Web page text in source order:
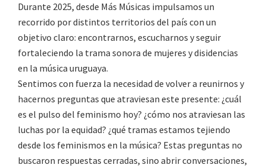
Durante 2025, desde Más Músicas impulsamos un
recorrido por distintos territorios del país con un
objetivo claro: encontrarnos, escucharnos y seguir
fortaleciendo la trama sonora de mujeres y disidencias
en la música uruguaya.
Sentimos con fuerza la necesidad de volver a reunirnos y
hacernos preguntas que atraviesan este presente: ¿cuál
es el pulso del feminismo hoy? ¿cómo nos atraviesan las
luchas por la equidad? ¿qué tramas estamos tejiendo
desde los feminismos en la música? Estas preguntas no
buscaron respuestas cerradas, sino abrir conversaciones,